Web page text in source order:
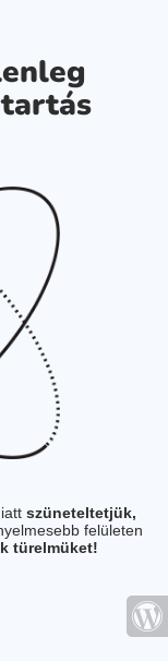
szüneteltetjük,
felületen
türelmüket!